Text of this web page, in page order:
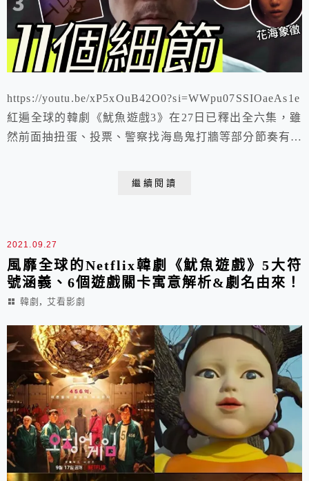
https://youtu.be/xP5xOuB42O0?si=WWpu07SSIOaeAs1e
紅遍全球的韓劇《魷魚遊戲3》在27日已釋出全六集，雖
然前面抽扭蛋、投票、警察找海島鬼打牆等部分節奏有些
繼續閱讀
2021.09.27
風靡全球的Netflix韓劇《魷魚遊戲》5大符
號涵義、6個遊戲關卡寓意解析&劇名由來！
韓劇 , 艾看影劇